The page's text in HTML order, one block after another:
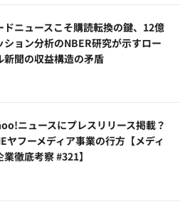
ドニュースこそ購読転換の鍵、12億
ション分析のNBER研究が示すロー
新聞の収益構造の矛盾
ニュースにプレスリリース掲載？
ヤフーメディア事業の行方【メディ
業徹底考察 #321】